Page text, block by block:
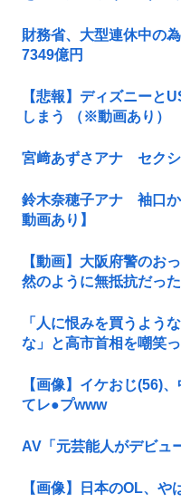
財務省、大型連休中の
7349億円
【悲報】ディズニーと
しまう （※動画あり）
宮﨑あずさアナ セクシ
鈴木奈穂子アナ 袖口か
動画あり】
【動画】大阪府警のお
然のように無抵抗だっ
「人に恨みを買うよう
な」と高市首相を嘲笑
【画像】イケおじ(56)
てレ●プwww
AV「元芸能人がデビュ
【画像】日本のOL、